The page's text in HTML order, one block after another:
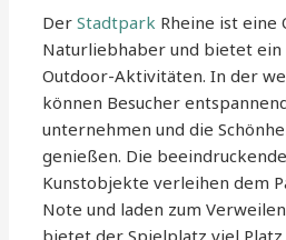
DerStadtpark Rheine ist eine
Naturliebhaber und bietet
Outdoor-Aktivitäten. In der
können Besucher
unternehmen und die
genießen. Die
Kunstobjekte verleihen dem
Note und laden zum